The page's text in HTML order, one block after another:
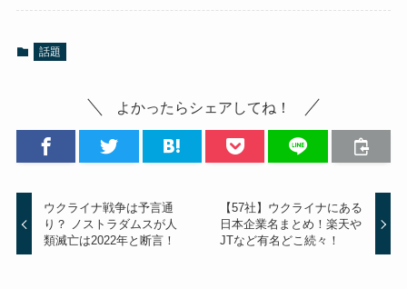
話題
よかったらシェアしてね！
ウクライナ戦争は予言通
り？ ノストラダムスが人
類滅亡は2022年と断言！
【57社】ウクライナにある
日本企業名まとめ！楽天や
JTなど有名どこ続々！